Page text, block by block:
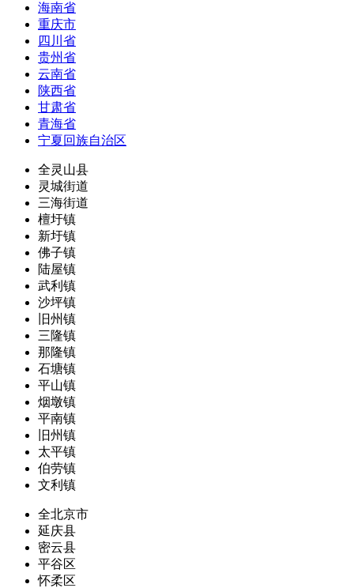
海南省
重庆市
四川省
贵州省
云南省
陕西省
甘肃省
青海省
宁夏回族自治区
全灵山县
灵城街道
三海街道
檀圩镇
新圩镇
佛子镇
陆屋镇
武利镇
沙坪镇
旧州镇
三隆镇
那隆镇
石塘镇
平山镇
烟墩镇
平南镇
旧州镇
太平镇
伯劳镇
文利镇
全北京市
延庆县
密云县
平谷区
怀柔区